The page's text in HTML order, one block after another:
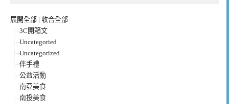
展開全部 | 收合全部
3C開箱文
Uncategoried
Uncategorized
伴手禮
公益活動
南亞美食
南投美食